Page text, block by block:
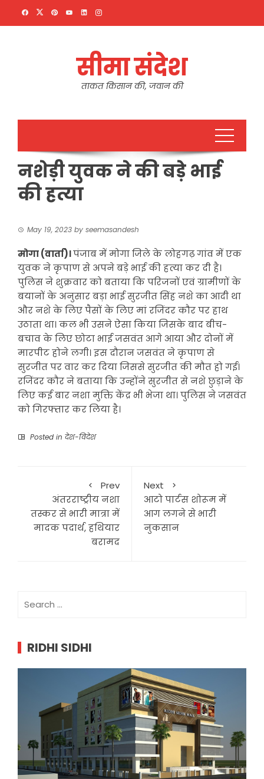
सीमा संदेश
ताकत किसान की, जवान की
नशेड़ी युवक ने की बड़े भाई
की हत्या
May 19, 2023 by seemasandesh
मोगा (वार्ता)।पंजाब में मोगा जिले के लोहगढ़ गांव में एक
युवक ने कृपाण से अपने बड़े भाई की हत्या कर दी है।
पुलिस ने शुक्रवार को बताया कि परिजनों एवं ग्रामीणों के
बयानों के अनुसार बड़ा भाई सुरजीत सिंह नशे का आदी था
और नशे के लिए पैसों के लिए मां रजिंदर कौर पर हाथ
उठाता था। कल भी उसने ऐसा किया जिसके बाद बीच-
बचाव के लिए छोटा भाई जसवंत आगे आया और दोनों में
मारपीट होने लगी। इस दौरान जसवंत ने कृपाण से
सुरजीत पर वार कर दिया जिससे सुरजीत की मौत हो गई।
रजिंदर कौर ने बताया कि उन्होंने सुरजीत से नशे छुड़ाने के
लिए कई बार नशा मुक्ति केंद्र भी भेजा था। पुलिस ने जसवंत
को गिरफ्तार कर लिया है।
Posted in देश-विदेश
Prev
अंतरराष्ट्रीय नशा
तस्कर से भारी मात्रा में
मादक पदार्थ, हथियार
बरामद
Next
आटो पार्टस शोरूम में
आग लगने से भारी
नुकसान
for:
RIDHI SIDHI